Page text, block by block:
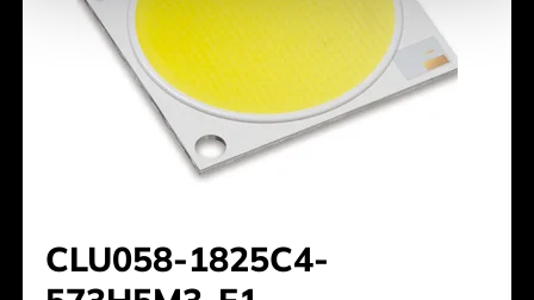
CLU058-1825C4-